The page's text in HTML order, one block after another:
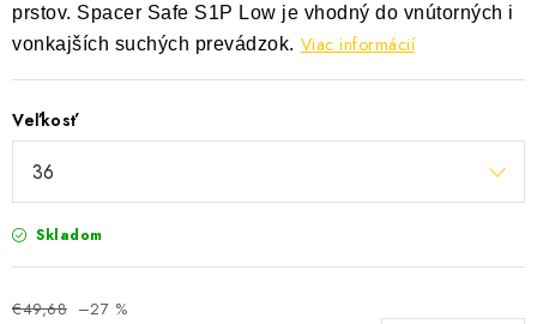
prstov. Spacer Safe S1P Low je vhodný do vnútorných i
vonkajších suchých prevádzok. Viac informácií
Veľkosť
Skladom
€49,68 –27 %